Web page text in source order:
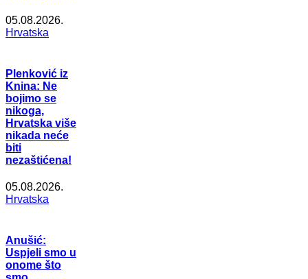
05.08.2026.
Hrvatska
Plenković iz
Knina: Ne
bojimo se
nikoga,
Hrvatska više
nikada neće
biti
nezaštićena!
05.08.2026.
Hrvatska
Anušić:
Uspjeli smo u
onome što